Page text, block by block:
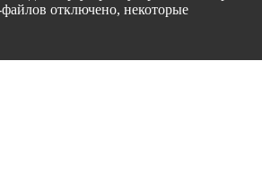
отключено, некоторые